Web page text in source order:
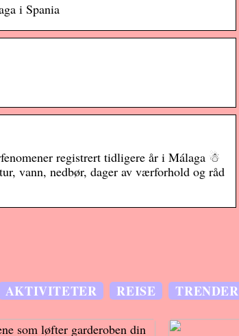
i Spania
registrert tidligere år i Málaga ☃
vann, nedbør, dager av værforhold og råd
AKTIVITETER REISE TRENDER